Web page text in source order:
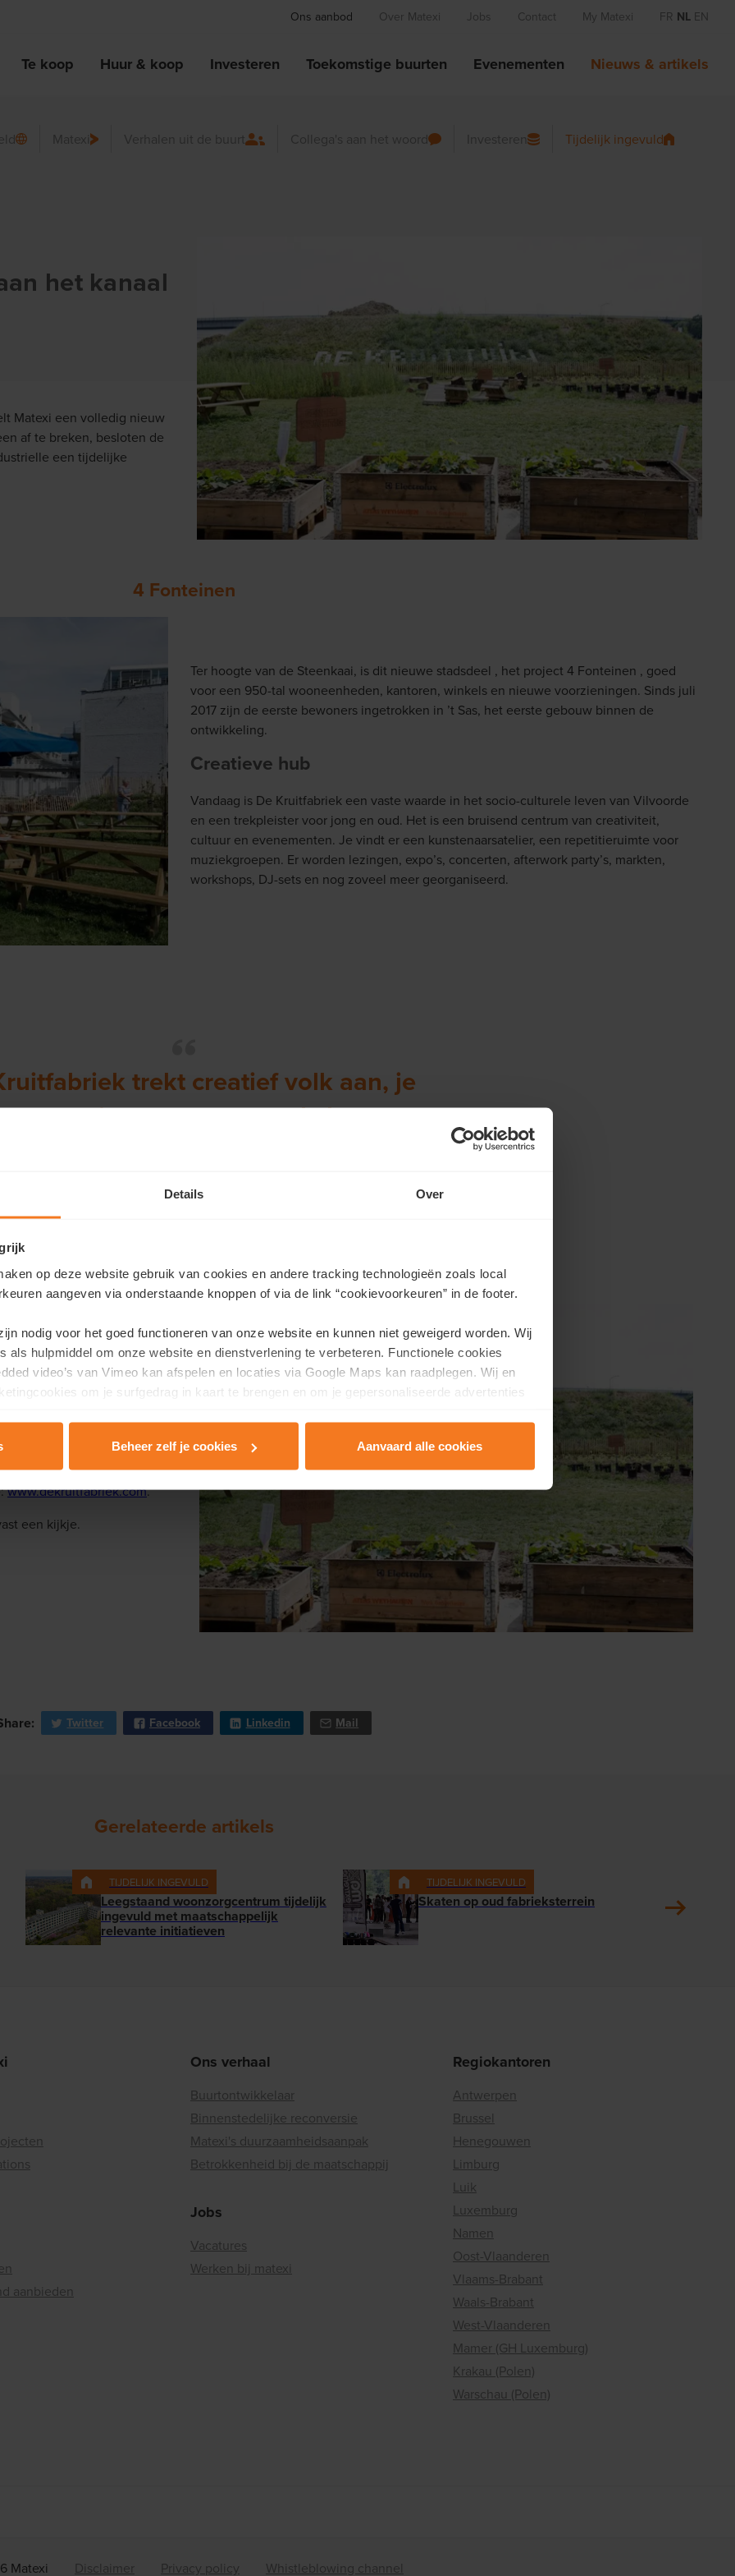
Details Over
op deze website gebruik van cookies en andere tracking technologieën zoals local
aangeven via onderstaande knoppen of via de link “cookievoorkeuren” in de footer.
nodig voor het goed functioneren van onze website en kunnen niet geweigerd worden. Wij
als hulpmiddel om onze website en dienstverlening te verbeteren. Functionele cookies
video’s van Vimeo kan afspelen en locaties via Google Maps kan raadplegen. Wij en
om je surfgedrag in kaart te brengen en om je gepersonaliseerde advertenties
& Cookie Policy.
Beheer zelf je cookies Aanvaard alle cookies
Ons aanbod Over Matexi Jobs Contact My Matexi FR NL EN
Te koop Huur & koop Investeren Toekomstige buurten Evenementen Nieuws & artikels
Matexi Verhalen uit de buurt Collega's aan het woord Investeren Tijdelijk ingevuld
het kanaal
Matexi een volledig nieuw
af te breken, besloten de
een tijdelijke
4 Fonteinen
Ter hoogte van de Steenkaai, is dit nieuwe stadsdeel , het project 4 Fonteinen , goed
voor een 950-tal wooneenheden, kantoren, winkels en nieuwe voorzieningen. Sinds juli
2017 zijn de eerste bewoners ingetrokken in ’t Sas, het eerste gebouw binnen de
ontwikkeling.
Creatieve hub
Vandaag is De Kruitfabriek een vaste waarde in het socio-culturele leven van Vilvoorde
en een trekpleister voor jong en oud. Het is een bruisend centrum van creativiteit,
cultuur en evenementen. Je vindt er een kunstenaarsatelier, een repetitieruimte voor
muziekgroepen. Er worden lezingen, expo’s, concerten, afterwork party’s, markten,
workshops, DJ-sets en nog zoveel meer georganiseerd.
trekt creatief volk aan, je
er expo’s, concerten, workshops en
De Kruittuin
Je kunt er sporten,
alvast tot september 2021.
www.dekruitfabriek.com.
een kijkje.
Twitter Facebook Linkedin Mail
Gerelateerde artikels
TIJDELIJK INGEVULD
Leegstaand woonzorgcentrum tijdelijk
ingevuld met maatschappelijk
relevante initiatieven
TIJDELIJK INGEVULD
Skaten op oud fabrieksterrein
aanbieden
Ons verhaal
Buurtontwikkelaar
Binnenstedelijke reconversie
Matexi's duurzaamheidsaanpak
Betrokkenheid bij de maatschappij
Jobs
Vacatures
Werken bij matexi
Regiokantoren
Antwerpen
Brussel
Henegouwen
Limburg
Luik
Luxemburg
Namen
Oost-Vlaanderen
Vlaams-Brabant
Waals-Brabant
West-Vlaanderen
Mamer (GH Luxemburg)
Krakau (Polen)
Warschau (Polen)
Matexi Disclaimer Privacy policy Whistleblowing channel